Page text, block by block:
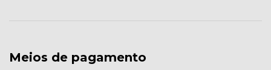
Meios de pagamento